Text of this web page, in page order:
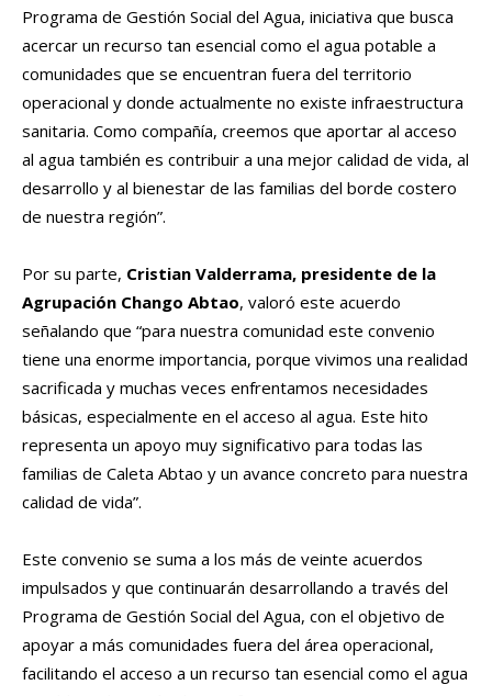
Programa de Gestión Social del Agua, iniciativa que busca
acercar un recurso tan esencial como el agua potable a
comunidades que se encuentran fuera del territorio
operacional y donde actualmente no existe infraestructura
sanitaria. Como compañía, creemos que aportar al acceso
al agua también es contribuir a una mejor calidad de vida, al
desarrollo y al bienestar de las familias del borde costero
de nuestra región”.
Por su parte, Cristian Valderrama, presidente de la
Agrupación Chango Abtao, valoró este acuerdo
señalando que “para nuestra comunidad este convenio
tiene una enorme importancia, porque vivimos una realidad
sacrificada y muchas veces enfrentamos necesidades
básicas, especialmente en el acceso al agua. Este hito
representa un apoyo muy significativo para todas las
familias de Caleta Abtao y un avance concreto para nuestra
calidad de vida”.
Este convenio se suma a los más de veinte acuerdos
impulsados y que continuarán desarrollando a través del
Programa de Gestión Social del Agua, con el objetivo de
apoyar a más comunidades fuera del área operacional,
facilitando el acceso a un recurso tan esencial como el agua